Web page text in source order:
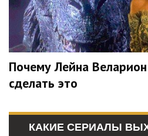
Почему Лейна
сделать это
КАКИЕ СЕРИАЛЫ